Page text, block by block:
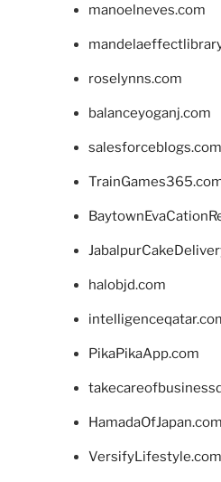
manoelneves.com
roselynns.com
balanceyoganj.com
salesforceblogs.com
halobjd.com
PikaPikaApp.com
HamadaOfJapan.com
VersifyLifestyle.com